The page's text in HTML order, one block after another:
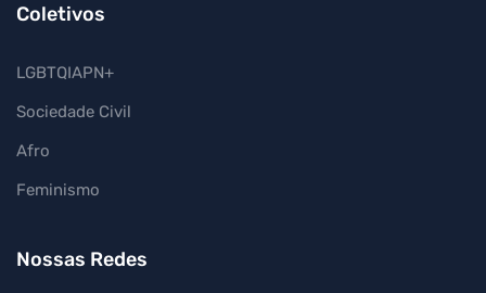
Coletivos
LGBTQIAPN+
Sociedade Civil
Afro
Feminismo
Nossas Redes